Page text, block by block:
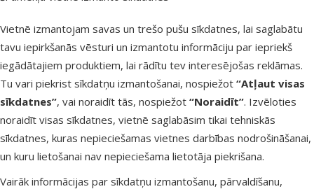
Vietnē izmantojam savas un trešo pušu sīkdatnes, lai saglabātu
tavu iepirkšanās vēsturi un izmantotu informāciju par iepriekš
iegādātajiem produktiem, lai rādītu tev interesējošas reklāmas.
Tu vari piekrist sīkdatņu izmantošanai, nospiežot “Atļaut visas
sīkdatnes”, vai noraidīt tās, nospiežot “Noraidīt”. Izvēloties
noraidīt visas sīkdatnes, vietnē saglabāsim tikai tehniskās
sīkdatnes, kuras nepieciešamas vietnes darbības nodrošināšanai,
un kuru lietošanai nav nepieciešama lietotāja piekrišana.
Vairāk informācijas par sīkdatņu izmantošanu, pārvaldīšanu,
Rotaļlieta
putniem – Bird
Jewel, Seesaw
coloured with
ropes, 40 x 32
cm
Oriģinālā cena
6,99 €
Cena
5,24 €
Atlaide
-25 %
Izdevīgi 🛍️ iesaka